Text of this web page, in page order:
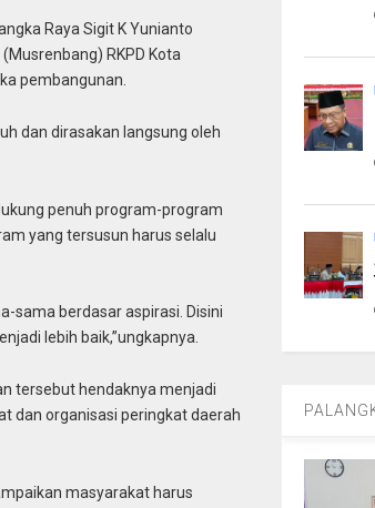
Raya Sigit K Yunianto
RKPD Kota
pembangunan.
dan dirasakan langsung oleh
penuh program-program
yang tersusun harus selalu
sama berdasar aspirasi. Disini
lebih baik,”ungkapnya.
tersebut hendaknya menjadi
dan organisasi peringkat daerah
masyarakat harus